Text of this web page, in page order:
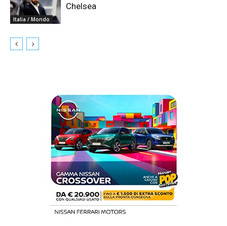
Italia / Mondo
Chelsea